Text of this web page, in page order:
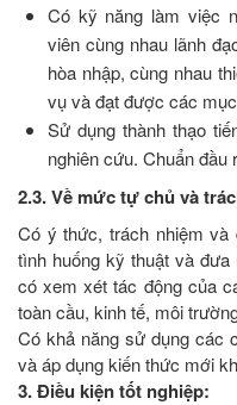
Có kỹ năng làm việc
viên cùng nhau lãnh
hòa nhập, cùng nhau
vụ và đạt được các
Sử dụng thành thạo
nghiên cứu. Chuẩn đầu
2.3. Về mức tự chủ và
Có ý thức, trách nhiệm
tình huống kỹ thuật và
có xem xét tác động của
toàn cầu, kinh tế, môi
Có khả năng sử dụng các
và áp dụng kiến thức mới
3. Điều kiện tốt nghiệp: